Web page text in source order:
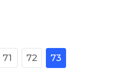
71 72 73